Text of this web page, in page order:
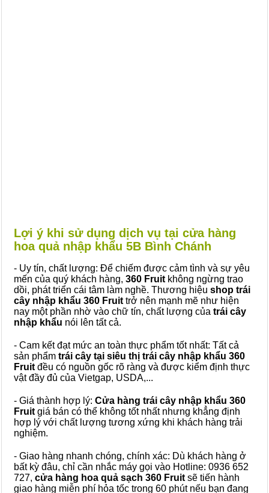
Lợi ý khi sử dụng dịch vụ tại cửa hàng
hoa quả nhập khẩu 5B Bình Chánh
- Uy tín, chất lượng: Để chiếm được cảm tình và sự yêu
mến của quý khách hàng, 360 Fruit không ngừng trao
dồi, phát triển cái tâm làm nghề. Thương hiệu shop trái
cây nhập khẩu 360 Fruit trở nên mạnh mẽ như hiện
nay một phần nhờ vào chữ tín, chất lượng của trái cây
nhập khẩu nói lên tất cả.
- Cam kết đạt mức an toàn thực phẩm tốt nhất: Tất cả
sản phẩm trái cây tại siêu thị trái cây nhập khẩu 360
Fruit đều có nguồn gốc rõ ràng và được kiểm định thực
vật đầy đủ của Vietgap, USDA,...
- Giá thành hợp lý: Cửa hàng trái cây nhập khẩu 360
Fruit giá bán có thể không tốt nhất nhưng khẳng định
hợp lý với chất lượng tương xứng khi khách hàng trải
nghiệm.
- Giao hàng nhanh chóng, chính xác: Dù khách hàng ở
bất kỳ đâu, chỉ cần nhắc máy gọi vào Hotline: 0936 652
727, cửa hàng hoa quả sạch 360 Fruit sẽ tiến hành
giao hàng miễn phí hỏa tốc trong 60 phút nếu bạn đang